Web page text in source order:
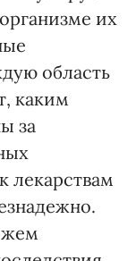
их
область
каким
за
лекарствам